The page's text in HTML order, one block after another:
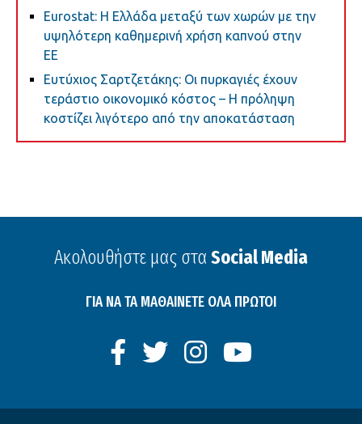
Eurostat: Η Ελλάδα μεταξύ των χωρών με την
υψηλότερη καθημερινή χρήση καπνού στην
ΕΕ
Ευτύχιος Σαρτζετάκης: Οι πυρκαγιές έχουν
τεράστιο οικονομικό κόστος – Η πρόληψη
κοστίζει λιγότερο από την αποκατάσταση
Ακολουθήστε μας στα Social Media
ΓΙΑ ΝΑ ΤΑ ΜΑΘΑΙΝΕΤΕ ΟΛΑ ΠΡΩΤΟΙ